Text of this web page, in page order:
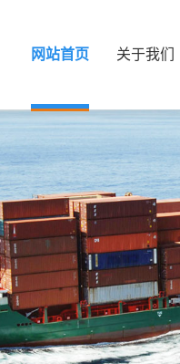
网站首页 关于我们